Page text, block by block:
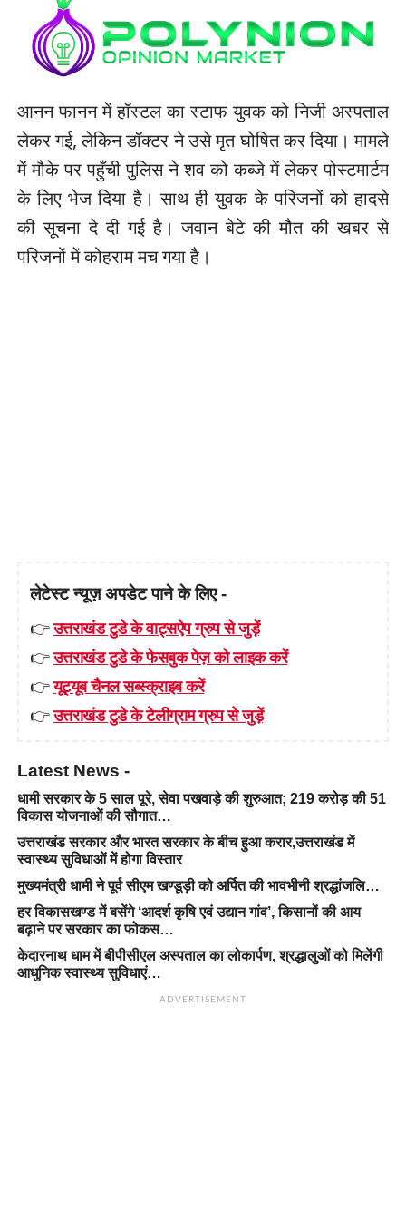
आनन फानन में हॉस्टल का स्टाफ युवक को निजी अस्पताल
लेकर गई, लेकिन डॉक्टर ने उसे मृत घोषित कर दिया। मामले
में मौके पर पहुँची पुलिस ने शव को कब्जे में लेकर पोस्टमार्टम
के लिए भेज दिया है। साथ ही युवक के परिजनों को हादसे
की सूचना दे दी गई है। जवान बेटे की मौत की खबर से
परिजनों में कोहराम मच गया है।
लेटेस्ट न्यूज़ अपडेट पाने के लिए -
👉उत्तराखंड टुडे के वाट्सऐप ग्रुप से जुड़ें
👉उत्तराखंड टुडे के फेसबुक पेज़ को लाइक करें
👉यूट्यूब चैनल सब्स्क्राइब करें
👉उत्तराखंड टुडे के टेलीग्राम ग्रुप से जुड़ें
Latest News -
धामी सरकार के 5 साल पूरे, सेवा पखवाड़े की शुरुआत; 219 करोड़ की 51
विकास योजनाओं की सौगात…
उत्तराखंड सरकार और भारत सरकार के बीच हुआ करार,उत्तराखंड में
स्वास्थ्य सुविधाओं में होगा विस्तार
मुख्यमंत्री धामी ने पूर्व सीएम खण्डूड़ी को अर्पित की भावभीनी श्रद्धांजलि…
हर विकासखण्ड में बसेंगे ‘आदर्श कृषि एवं उद्यान गांव’, किसानों की आय
बढ़ाने पर सरकार का फोकस…
केदारनाथ धाम में बीपीसीएल अस्पताल का लोकार्पण, श्रद्धालुओं को मिलेंगी
आधुनिक स्वास्थ्य सुविधाएं…
ADVERTISEMENT